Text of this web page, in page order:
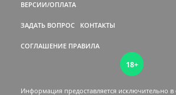
ВЕРСИИ/ОПЛАТА
ЗАДАТЬ ВОПРОС КОНТАКТЫ
СОГЛАШЕНИЕ ПРАВИЛА
18+
Информация предоставляется исключительно